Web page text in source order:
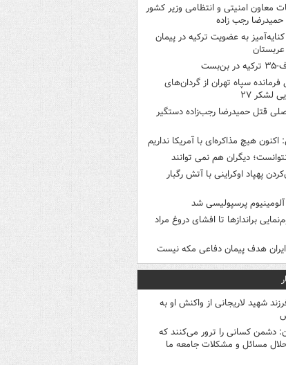
معاون امنیتی و انتظامی وزیر کشور
حمیدرضا رجب زاده
به عضویت ترکیه در پیمان
بن‌بست
سپاه تهران از گردان‌های
لشکر ۲۷
قتل حمیدرضا رجب‌زاده دستگیر
اکنون هیچ مذاکره‌ای با آمریکا نداریم
دیگران هم نمی توانند
پهپاد اوکراینی با آتش رگبار
پرسپولیسی شد
براندازها تا افشای دروغ مراد
هدف پیمان دفاعی مکه نیست
شهید لاریجانی از واکنش او به
دشمن کسانی را ترور می‌کنند که
مسائل و مشکلات جامعه ما